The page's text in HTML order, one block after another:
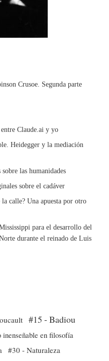
Crusoe. Segunda parte
Claude.ai y yo
Heidegger y la mediación
las humanidades
sobre el cadáver
calle? Una apuesta por otro
para el desarrollo del
durante el reinado de Luis
#15 - Badiou
inenseñable en filosofía
#30 - Naturaleza